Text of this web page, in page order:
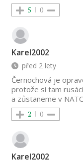
5 0
Karel2002
před 2 lety
Černochová je
protože si tam
a zůstaneme v
2 0
Karel2002